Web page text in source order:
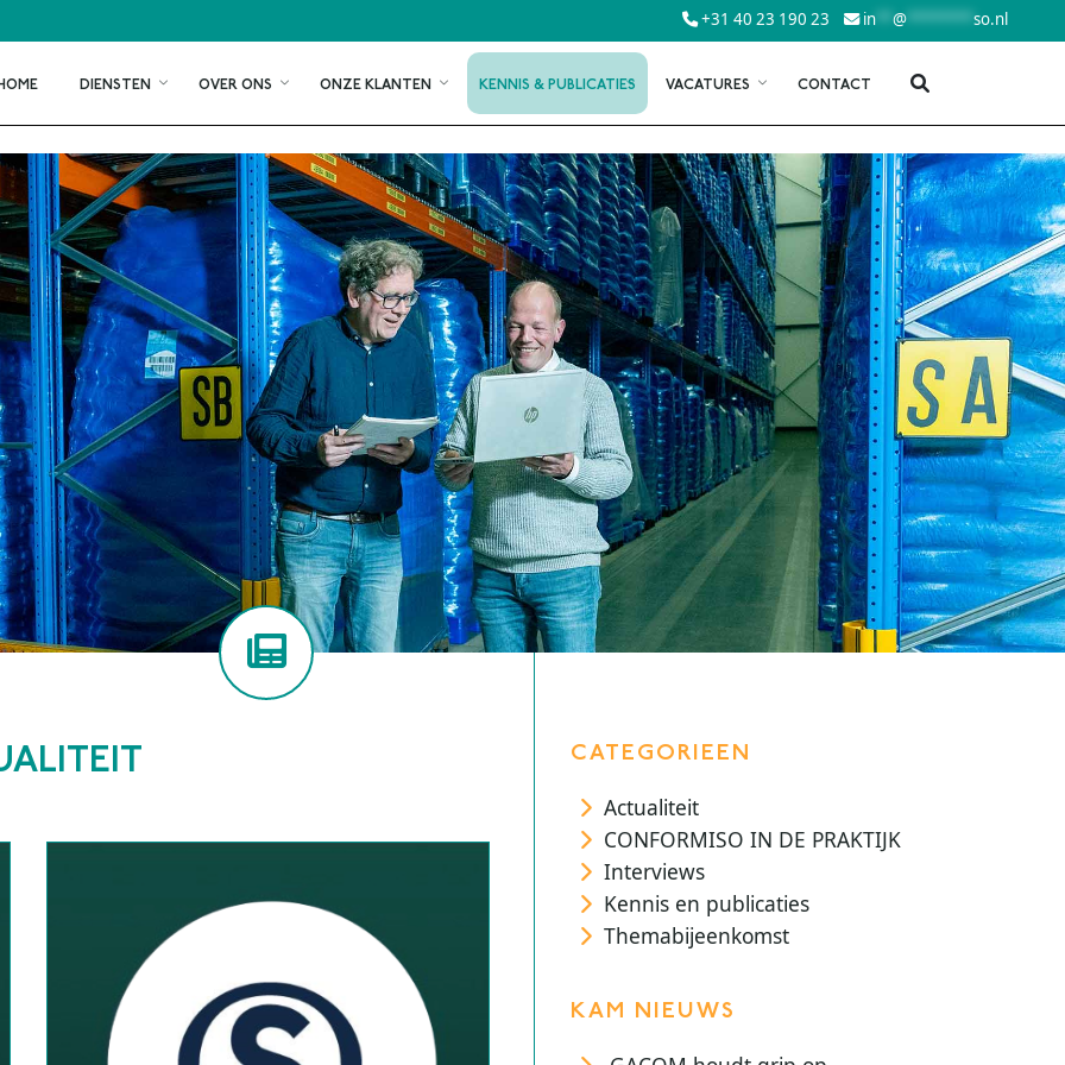
+31 40 23 190 23 in** @******** so.nl
DIENSTEN
/ IFS
ISO 27001
NEN 7510
ISO 22301
ISO 27701
ISO 27017 / 27018
AVG / GDPR
ISO 14001
ISO 50000
ISO 26000
CO2-PRESTATIELADDER
MVO PRESTATIELADDER
ISO 45001
VCA
VCU
SCL VEILIGHEIDSLADDER
OVER ONS ONZE KLANTEN KENNIS & PUBLICATIES VACATURES CONTACT
CATEGORIEEN
Actualiteit
CONFORMISO IN DE PRAKTIJK
Interviews
Kennis en publicaties
Themabijeenkomst
KAM NIEUWS